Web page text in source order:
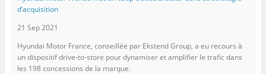
d’acquisition
21 Sep 2021
Hyundai Motor France, conseillée par Ekstend Group, a eu recours à
un dispositif drive-to-store pour dynamiser et amplifier le trafic dans
les 198 concessions de la marque.